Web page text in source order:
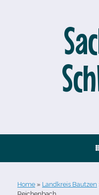
Home » Landkreis Bautzen